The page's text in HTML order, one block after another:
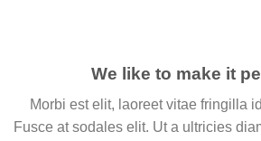
We like to make it
Morbi est elit, laoreet vitae fringilla
Fusce at sodales elit. Ut a ultricies